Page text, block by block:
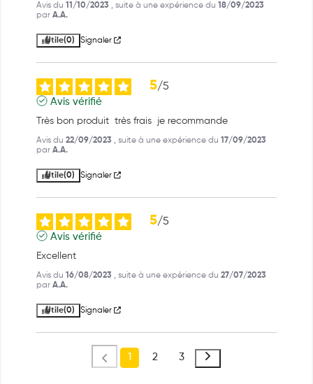
Avis du 11/10/2023 , suite à une expérience du 18/09/2023
par A.A.
Utile(0) Signaler
5/5
Avis vérifié
Très bon produit  très frais  je recommande
Avis du 22/09/2023 , suite à une expérience du 17/09/2023
par A.A.
Utile(0) Signaler
5/5
Avis vérifié
Excellent
Avis du 16/08/2023 , suite à une expérience du 27/07/2023
par A.A.
Utile(0) Signaler
1 2 3